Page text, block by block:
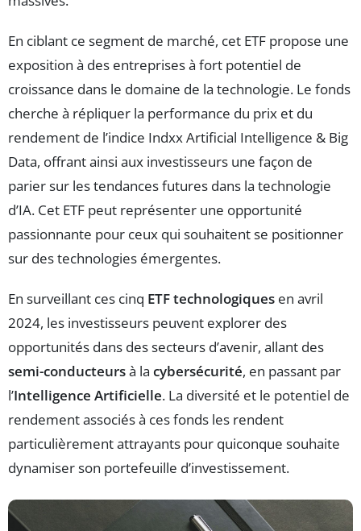
En ciblant ce segment de marché, cet ETF propose une
exposition à des entreprises à fort potentiel de
croissance dans le domaine de la technologie. Le fonds
cherche à répliquer la performance du prix et du
rendement de l’indice Indxx Artificial Intelligence & Big
Data, offrant ainsi aux investisseurs une façon de
parier sur les tendances futures dans la technologie
d’IA. Cet ETF peut représenter une opportunité
passionnante pour ceux qui souhaitent se positionner
sur des technologies émergentes.
En surveillant ces cinq ETF technologiques en avril
2024, les investisseurs peuvent explorer des
opportunités dans des secteurs d’avenir, allant des
semi-conducteursà la cybersécurité, en passant par
l’Intelligence Artificielle. La diversité et le potentiel de
rendement associés à ces fonds les rendent
particulièrement attrayants pour quiconque souhaite
dynamiser son portefeuille d’investissement.